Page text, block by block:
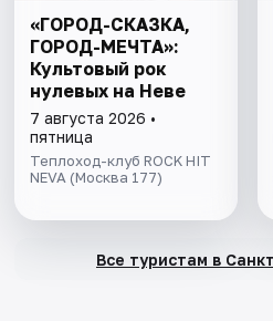
«ГОРОД-СКАЗКА,
ГОРОД-МЕЧТА»:
Культовый рок
нулевых на Неве
7 августа 2026 •
пятница
Теплоход-клуб ROCK HIT
NEVA (Москва 177)
Все туристам в